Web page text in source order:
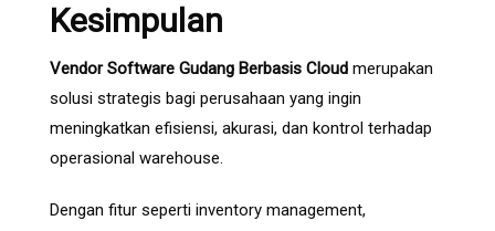
Kesimpulan
Vendor Software Gudang Berbasis Cloud merupakan
solusi strategis bagi perusahaan yang ingin
meningkatkan efisiensi, akurasi, dan kontrol terhadap
operasional warehouse.
Dengan fitur seperti inventory management,